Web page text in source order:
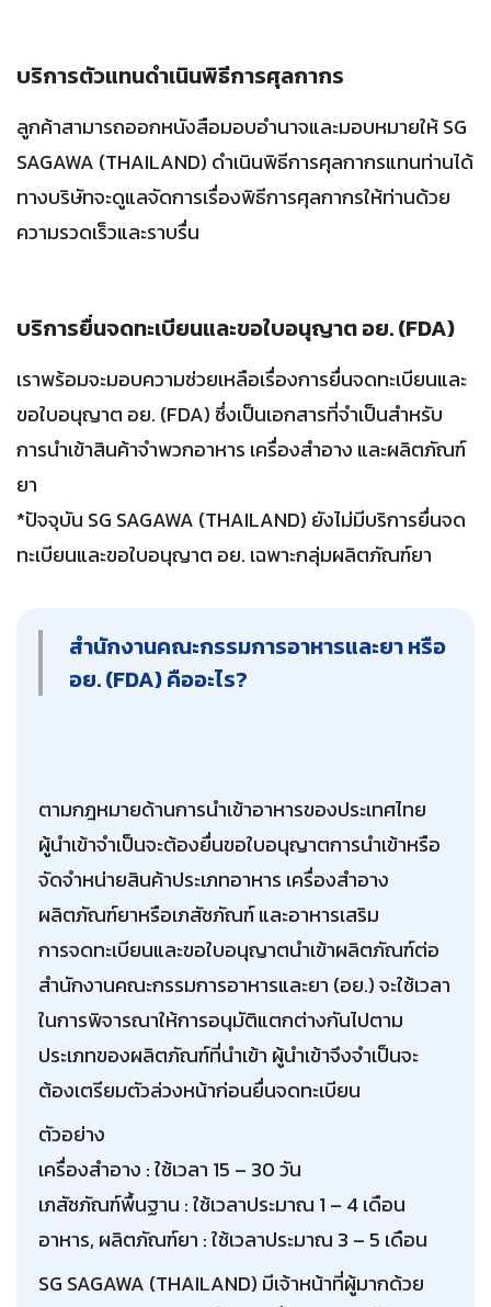
บริการตัวแทนดำเนินพิธีการศุลกากร
ลูกค้าสามารถออกหนังสือมอบอำนาจและมอบหมายให้ SG
SAGAWA (THAILAND) ดำเนินพิธีการศุลกากรแทนท่านได้
ทางบริษัทจะดูแลจัดการเรื่องพิธีการศุลกากรให้ท่านด้วย
ความรวดเร็วและราบรื่น
บริการยื่นจดทะเบียนและขอใบอนุญาต อย. (FDA)
เราพร้อมจะมอบความช่วยเหลือเรื่องการยื่นจดทะเบียนและ
ขอใบอนุญาต อย. (FDA) ซึ่งเป็นเอกสารที่จำเป็นสำหรับ
การนำเข้าสินค้าจำพวกอาหาร เครื่องสำอาง และผลิตภัณฑ์
ยา
*ปัจจุบัน SG SAGAWA (THAILAND) ยังไม่มีบริการยื่นจด
ทะเบียนและขอใบอนุญาต อย. เฉพาะกลุ่มผลิตภัณฑ์ยา
สำนักงานคณะกรรมการอาหารและยา หรือ
อย. (FDA) คืออะไร?
ตามกฎหมายด้านการนำเข้าอาหารของประเทศไทย
ผู้นำเข้าจำเป็นจะต้องยื่นขอใบอนุญาตการนำเข้าหรือ
จัดจำหน่ายสินค้าประเภทอาหาร เครื่องสำอาง
ผลิตภัณฑ์ยาหรือเภสัชภัณฑ์ และอาหารเสริม
การจดทะเบียนและขอใบอนุญาตนำเข้าผลิตภัณฑ์ต่อ
สำนักงานคณะกรรมการอาหารและยา (อย.) จะใช้เวลา
ในการพิจารณาให้การอนุมัติแตกต่างกันไปตาม
ประเภทของผลิตภัณฑ์ที่นำเข้า ผู้นำเข้าจึงจำเป็นจะ
ต้องเตรียมตัวล่วงหน้าก่อนยื่นจดทะเบียน
ตัวอย่าง
เครื่องสำอาง : ใช้เวลา 15 – 30 วัน
เภสัชภัณฑ์พื้นฐาน : ใช้เวลาประมาณ 1 – 4 เดือน
อาหาร, ผลิตภัณฑ์ยา : ใช้เวลาประมาณ 3 – 5 เดือน
SG SAGAWA (THAILAND) มีเจ้าหน้าที่ผู้มากด้วย